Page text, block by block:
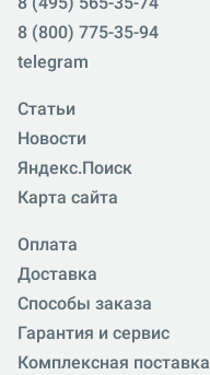
8 (800) 775-35-94
telegram
Статьи
Новости
Яндекс.Поиск
Карта сайта
Оплата
Доставка
Способы заказа
Гарантия и сервис
Комплексная поставка